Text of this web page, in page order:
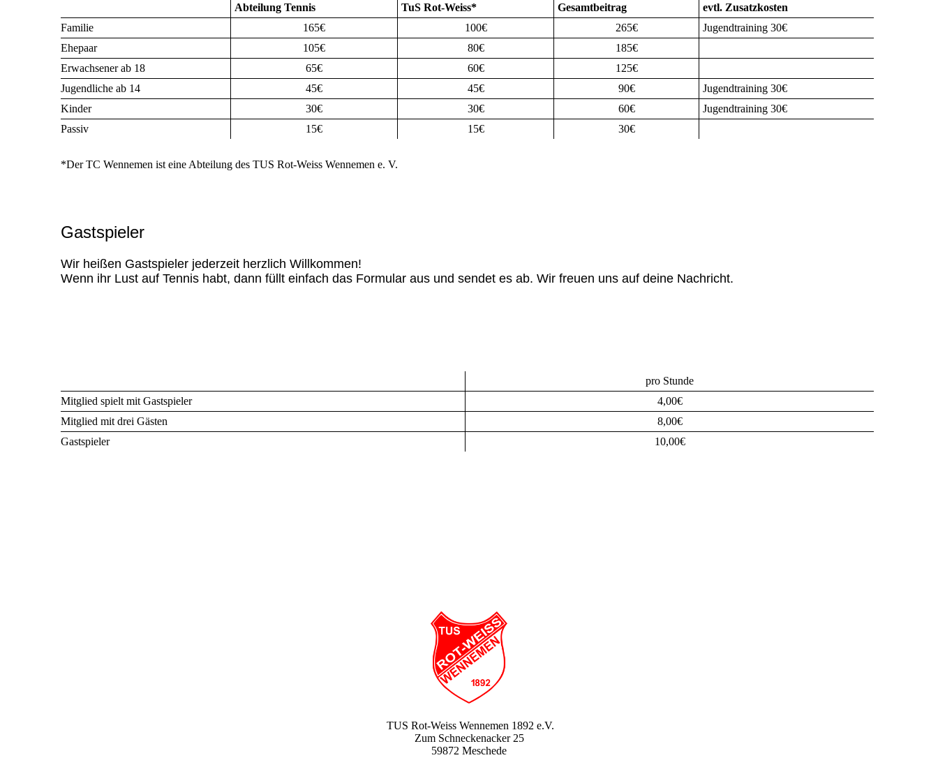
Abteilung Tennis TuS Rot-Weiss* Gesamtbeitrag
evtl. Zusatzkosten
Familie
165€ 100€ 265€
Jugendtraining 30€
Ehepaar
105€ 80€
185€
Erwachsener ab 18
65€ 60€
125€
Jugendliche ab 14
45€ 45€ 90€
Jugendtraining 30€
Kinder
30€ 30€ 60€
Jugendtraining 30€
Passiv
15€ 15€ 30€
*Der TC Wennemen ist eine Abteilung des TUS Rot-Weiss Wennemen e. V.
Gastspieler
Wir heißen Gastspieler jederzeit herzlich Willkommen!
Wenn ihr Lust auf Tennis habt, dann füllt einfach das Formular aus und sendet es ab. Wir freuen uns auf deine Nachricht.
pro Stunde
Mitglied spielt mit Gastspieler
4,00€
Mitglied mit drei Gästen
8,00€
Gastspieler
10,00€
TUS Rot-Weiss Wennemen 1892 e.V.
Zum Schneckenacker 25
59872 Meschede